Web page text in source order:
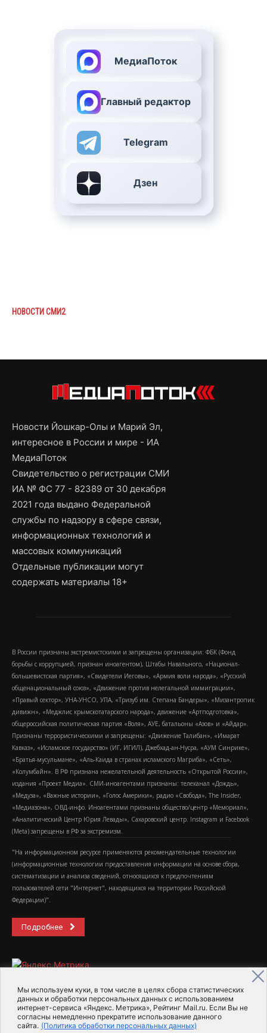
Мы используем куки, в том числе в целях сбора статистических
данных и обработки персональных данных с использованием
интернет-сервиса «Яндекс. Метрика», Рейтинг Mail.ru. Если Вы не
согласны немедленно прекратите использование данного
сайта. (Политика обработки персональных данных)
МедиаПоток
Главный редактор
Telegram
Дзен
НОВОСТИ СМИ2
Новости Йошкар-Олы и Марий Эл,
интересное в России и мире - ИА
МедиаПоток
Свидетельство о регистрации СМИ
ИА № ФС 77 - 82389 от 30 декабря
2021 года выдано Федеральной
службы по надзору в сфере связи,
информационных технологий и
массовых коммуникаций
Отдельные публикации могут
содержать материалы 18+
В России признаны экстремистскими и запрещены организации: ФБК (Фонд
борьбы с коррупцией, признан иноагентом), Штабы Навального, «Национал-
большевистская партия», «Свидетели Иеговы», «Армия воли народа», «Русский
общенациональный союз», «Движение против нелегальной иммиграции»,
«Правый сектор», УНА-УНСО, УПА, «Тризуб им. Степана Бандеры», «Мизантропик
дивижн», «Меджлис крымскотатарского народа», движение «Артподготовка»,
общероссийская политическая партия «Воля», АУЕ, батальоны «Азов» и «Айдар».
Признаны террористическими и запрещены: «Движение Талибан», «Имарат
Кавказ», «Исламское государство» (ИГ, ИГИЛ), Джебхад-ан-Нусра, «АУМ Синрике»,
«Братья-мусульмане», «Аль-Каида в странах исламского Магриба», «Сеть»,
«Колумбайн». В РФ признана нежелательной деятельность «Открытой России»,
издания «Проект Медиа». СМИ-иноагентами признаны: телеканал «Дождь»,
«Медуза», «Важные истории», «Голос Америки», радио «Свобода», The Insider,
«Медиазона», ОВД-инфо. Иноагентами признаны общество/центр «Мемориал»,
«Аналитический Центр Юрия Левады», Сахаровский центр. Instagram и Facebook
(Metа) запрещены в РФ за экстремизм.
"На информационном ресурсе применяются рекомендательные технологии
(информационные технологии предоставления информации на основе сбора,
систематизации и анализа сведений, относящихся к предпочтениям
пользователей сети "Интернет", находящихся на территории Российской
Федерации)".
Подробнее
2015-2026- Информационное агентство МедиаПоток